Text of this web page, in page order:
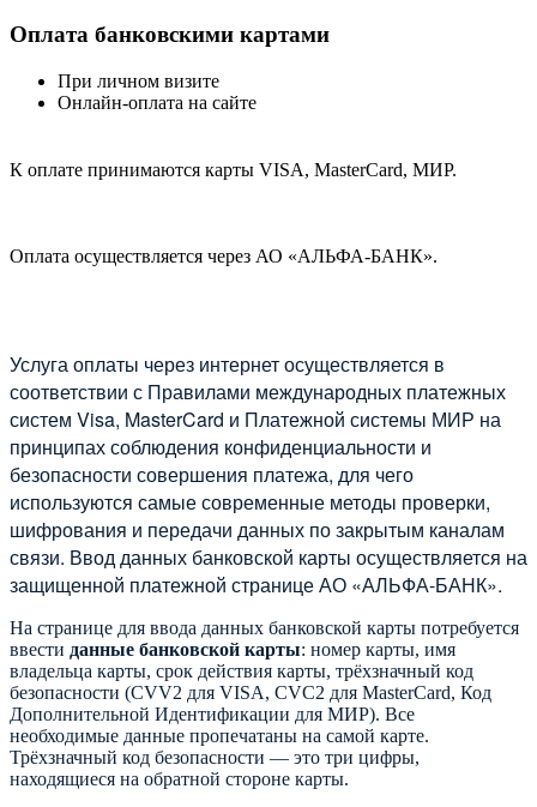
Оплата банковскими картами
При личном визите
Онлайн-оплата на сайте
К оплате принимаются карты VISA, MasterCard, МИР.
Оплата осуществляется через АО «АЛЬФА-БАНК».
Услуга оплаты через интернет осуществляется в
соответствии с Правилами международных платежных
систем Visa, MasterCard и Платежной системы МИР на
принципах соблюдения конфиденциальности и
безопасности совершения платежа, для чего
используются самые современные методы проверки,
шифрования и передачи данных по закрытым каналам
связи. Ввод данных банковской карты осуществляется на
защищенной платежной странице АО «АЛЬФА-БАНК».
На странице для ввода данных банковской карты потребуется
ввести данные банковской карты: номер карты, имя
владельца карты, срок действия карты, трёхзначный код
безопасности (CVV2 для VISA, CVC2 для MasterCard, Код
Дополнительной Идентификации для МИР). Все
необходимые данные пропечатаны на самой карте.
Трёхзначный код безопасности — это три цифры,
находящиеся на обратной стороне карты.